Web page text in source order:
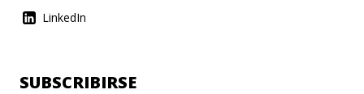
LinkedIn
SUBSCRIBIRSE